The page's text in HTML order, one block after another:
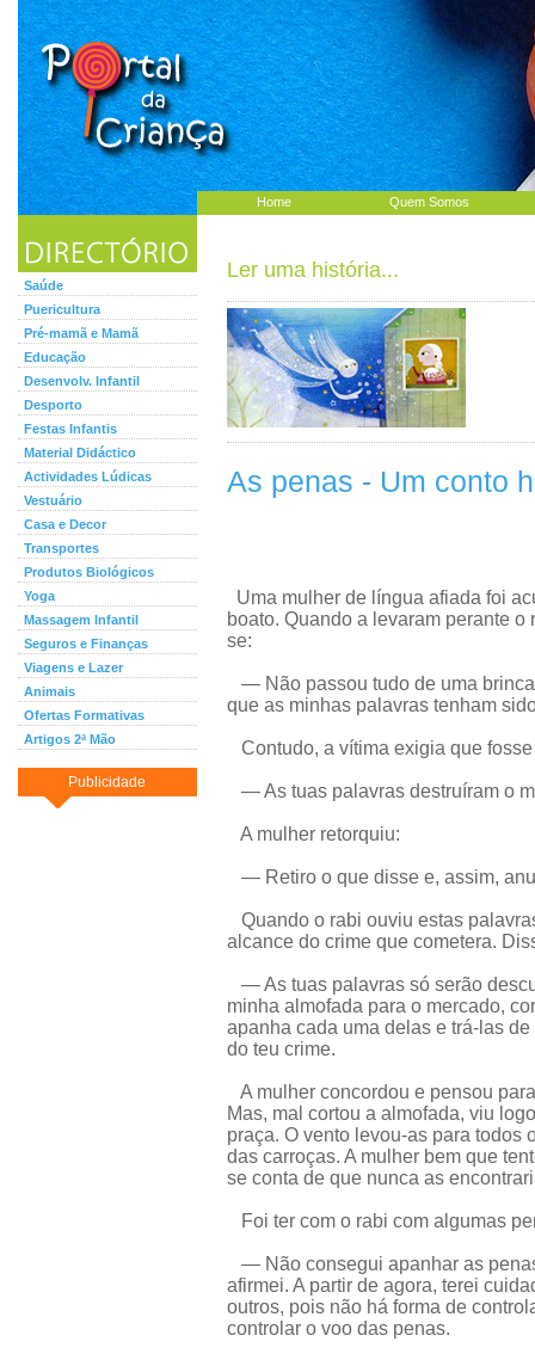
Home Quem Somos
Saúde
Puericultura
Pré-mamã e Mamã
Educação
Desenvolv. Infantil
Desporto
Festas Infantis
Material Didáctico
Actividades Lúdicas
Vestuário
Casa e Decor
Transportes
Produtos Biológicos
Yoga
Massagem Infantil
Seguros e Finanças
Viagens e Lazer
Animais
Ofertas Formativas
Artigos 2ª Mão
Publicidade
Ler uma história...
As penas - Um conto
Uma mulher de língua afiada foi
boato. Quando a levaram perante
se:
— Não passou tudo de uma
que as minhas palavras tenham
Contudo, a vítima exigia que
— As tuas palavras destruíram o
A mulher retorquiu:
— Retiro o que disse e, assim,
Quando o rabi ouviu estas
alcance do crime que cometera.
— As tuas palavras só serão
minha almofada para o mercado,
apanha cada uma delas e trá-las
do teu crime.
A mulher concordou e pensou
Mas, mal cortou a almofada, viu
praça. O vento levou-as para todos
das carroças. A mulher bem que
se conta de que nunca as
Foi ter com o rabi com algumas
— Não consegui apanhar as
afirmei. A partir de agora, terei
outros, pois não há forma de
controlar o voo das penas.